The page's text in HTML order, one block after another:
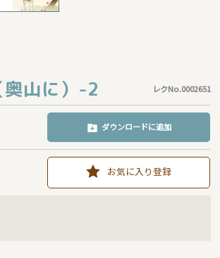
奥山に）-2 レクNo.0002651
ダウンロードに追加
お気に入り登録